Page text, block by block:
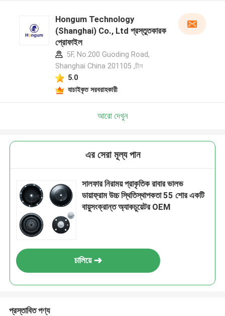
Hongum Technology
(Shanghai) Co., Ltd প্রস্তুতকারক
প্রোফাইল
5F, No.200 Guoding Road,
Shanghai China 201105 ,চীন
5.0
যাচাইকৃত সরবরাহকারী
আরো দেখুন
এর সেরা মূল্য পান
সালফার নিরাময় প্রাকৃতিক রাবার ভালভ
ডায়াফ্রাম উচ্চ স্থিতিস্থাপকতা 55 শোর একটি
বায়ুসংক্রান্ত অ্যাকচুয়েটর OEM
চালিয়ে
প্রস্তাবিত পণ্য